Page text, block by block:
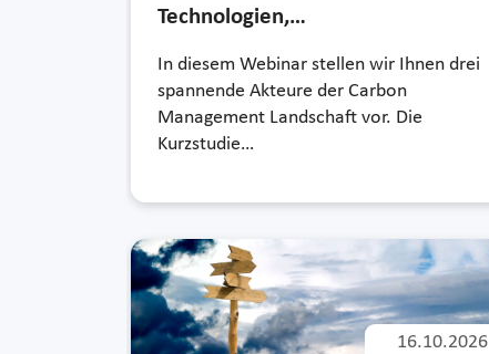
Technologien,…
In diesem Webinar stellen wir Ihnen drei
spannende Akteure der Carbon
Management Landschaft vor. Die
Kurzstudie…
16.10.2026